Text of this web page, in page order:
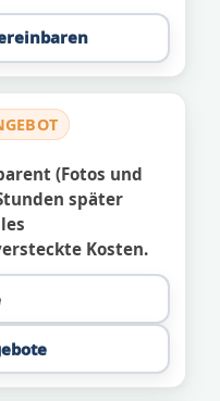
(Fotos und
später
Kosten.